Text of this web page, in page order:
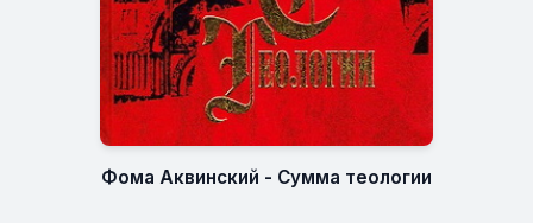
Фома Аквинский - Сумма теологии